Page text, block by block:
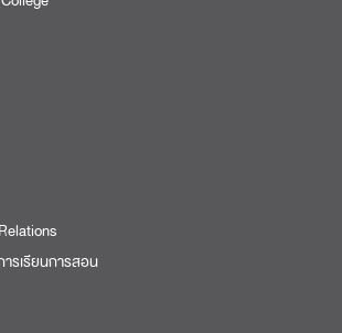
รเรียนการสอน